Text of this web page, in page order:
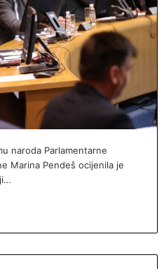
naroda Parlamentarne
Marina Pendeš ocijenila je